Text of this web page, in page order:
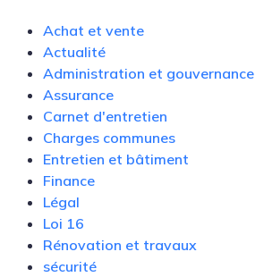
Achat et vente
Actualité
Administration et gouvernance
Assurance
Carnet d'entretien
Charges communes
Entretien et bâtiment
Finance
Légal
Loi 16
Rénovation et travaux
sécurité